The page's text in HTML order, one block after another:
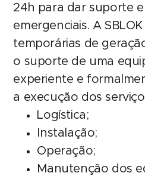
24h para dar suporte
emergenciais. A
temporárias de
o suporte de uma
experiente e
a execução dos
Logística;
Instalação;
Operação;
Manutenção dos